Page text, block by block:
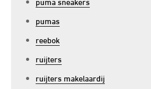
pumas
reebok
ruijters
ruijters makelaardij